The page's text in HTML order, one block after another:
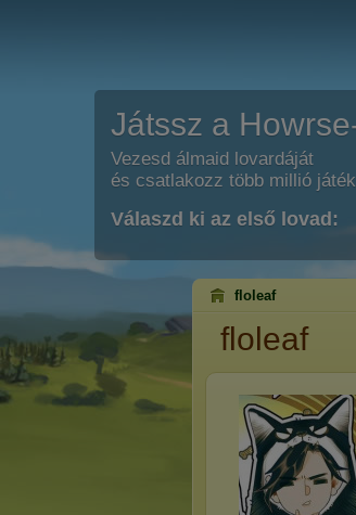
Játssz a
Vezesd álmaid lovardáját
és csatlakozz több millió
Válaszd ki az első lovad:
floleaf
floleaf